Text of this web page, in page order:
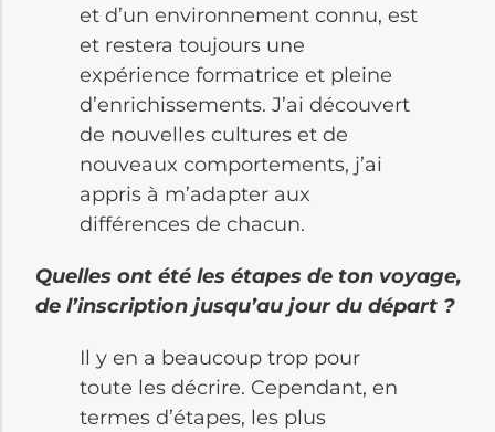
et d’un environnement connu, est
et restera toujours une
expérience formatrice et pleine
d’enrichissements. J’ai découvert
de nouvelles cultures et de
nouveaux comportements, j’ai
appris à m’adapter aux
différences de chacun.
Quelles ont été les étapes de ton voyage,
de l’inscription jusqu’au jour du départ ?
Il y en a beaucoup trop pour
toute les décrire. Cependant, en
termes d’étapes, les plus